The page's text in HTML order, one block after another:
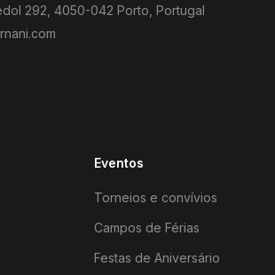
292, 4050-042 Porto, Portugal
Eventos
Torneios e convívios
Campos de Férias
Festas de Aniversário